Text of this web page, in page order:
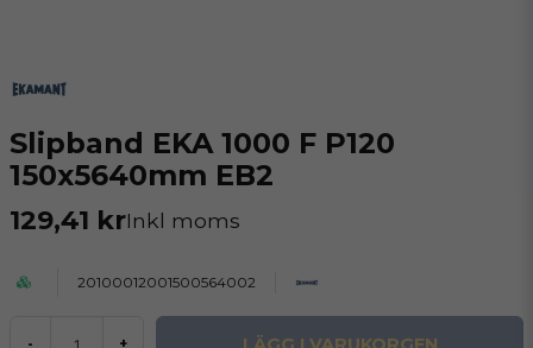
Slipband EKA 1000 F P120
150x5640mm EB2
129,41 krInkl moms
20100012001500564002
- +